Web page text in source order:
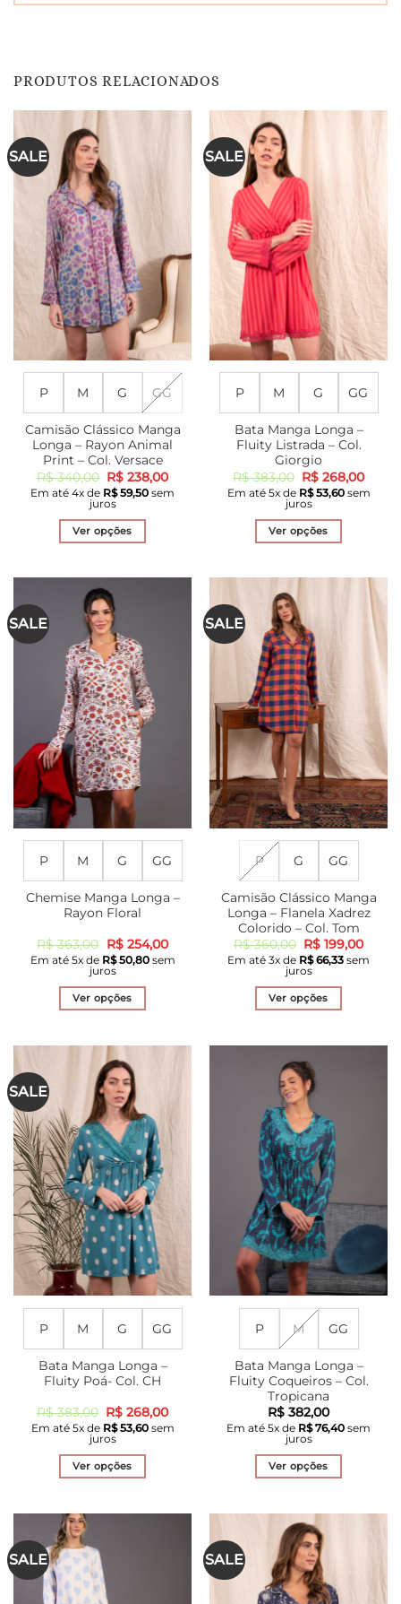
PRODUTOS RELACIONADOS
SALE
P M G GG
Camisão Clássico Manga
Longa – Rayon Animal
Print – Col. Versace
R$340,00 O
preço
original
era:
R$ 340,00.
R$ 238,00O
preço
atual
Em até 4x de R$59,50 sem
juros
Ver opções
tem
várias
variantes.
As
opções
podem
ser
escolhidas
na
página
do
produto
SALE
P M G GG
Bata Manga Longa –
Fluity Listrada – Col.
Giorgio
R$383,00 O
preço
original
era:
R$ 383,00.
R$ 268,00O
preço
atual
Em até 5x de R$53,60sem
juros
Ver opções
várias
variantes.
As
opções
podem
ser
escolhidas
na
página
do
produto
SALE
P M G GG
Chemise Manga Longa –
Rayon Floral
R$363,00 O
preço
original
era:
R$ 363,00.
R$254,00O
preço
atual
Em até 5x de R$50,80sem
juros
Ver opções
tem
várias
variantes.
As
opções
podem
ser
escolhidas
na
página
do
produto
SALE
P G GG
Camisão Clássico Manga
Longa – Flanela Xadrez
Colorido – Col. Tom
R$360,00 O
preço
original
era:
R$ 360,00.
R$ 199,00O
preço
atual
Em até 3x de R$66,33 sem
juros
Ver opções
várias
variantes.
As
opções
podem
ser
escolhidas
na
página
do
produto
SALE
P M G GG
Bata Manga Longa –
Fluity Poá- Col. CH
R$383,00 O
preço
original
era:
R$ 383,00.
R$ 268,00O
preço
atual
Em até 5x de R$53,60sem
juros
Ver opções
variantes.
As
opções
P M GG
Bata Manga Longa –
Fluity Coqueiros – Col.
Tropicana
R$ 382,00
Em até 5x de R$76,40 sem
juros
Ver opções
tem
várias
variantes.
As
opções
SALE SALE